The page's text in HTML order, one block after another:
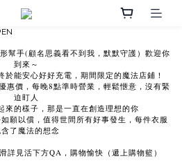
幫手(顧名思義看不到我，默默守護）歡迎你
到來～
能安心好好充電，期間限定的魔法店鋪！
惠價，每晚8點準時營業，輕鬆愜意，沒有緊
迫盯人
來的樣子，那是一直在創造理想的你
願以償，值得世間所有好事發生，每件衣服
了魔法的想念
詳見活下方QA，購物愉快（遞上購物籃）